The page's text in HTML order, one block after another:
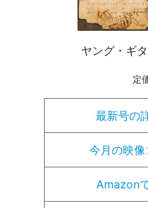
ヤング・ギ
定
最新号の
今月の映
Amazon